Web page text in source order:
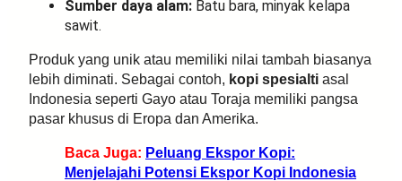
Sumber daya alam: Batu bara, minyak kelapa
sawit.
Produk yang unik atau memiliki nilai tambah biasanya
lebih diminati. Sebagai contoh, kopi spesialti asal
Indonesia seperti Gayo atau Toraja memiliki pangsa
pasar khusus di Eropa dan Amerika.
Baca Juga: Peluang Ekspor Kopi:
Menjelajahi Potensi Ekspor Kopi Indonesia